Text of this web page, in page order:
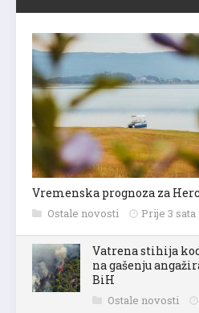
Vremenska prognoza za
Ostale novosti Prije 3 sata
Vatrena stihija
na gašenju
BiH
Ostale novosti